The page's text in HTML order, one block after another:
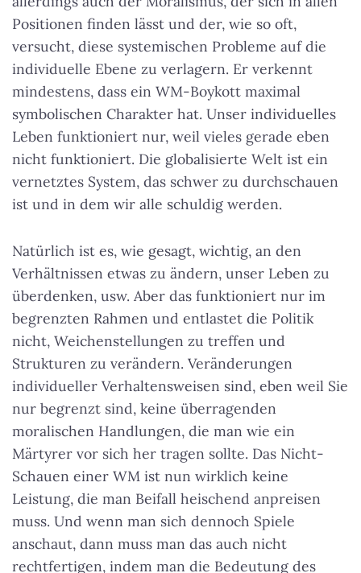
Positionen finden lässt und der, wie so oft,
versucht, diese systemischen Probleme auf die
individuelle Ebene zu verlagern. Er verkennt
mindestens, dass ein WM-Boykott maximal
symbolischen Charakter hat. Unser individuelles
Leben funktioniert nur, weil vieles gerade eben
nicht funktioniert. Die globalisierte Welt ist ein
vernetztes System, das schwer zu durchschauen
ist und in dem wir alle schuldig werden.
Natürlich ist es, wie gesagt, wichtig, an den
Verhältnissen etwas zu ändern, unser Leben zu
überdenken, usw. Aber das funktioniert nur im
begrenzten Rahmen und entlastet die Politik
nicht, Weichenstellungen zu treffen und
Strukturen zu verändern. Veränderungen
individueller Verhaltensweisen sind, eben weil Sie
nur begrenzt sind, keine überragenden
moralischen Handlungen, die man wie ein
Märtyrer vor sich her tragen sollte. Das Nicht-
Schauen einer WM ist nun wirklich keine
Leistung, die man Beifall heischend anpreisen
muss. Und wenn man sich dennoch Spiele
anschaut, dann muss man das auch nicht
rechtfertigen, indem man die Bedeutung des